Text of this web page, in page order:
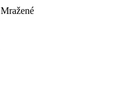
Mražené